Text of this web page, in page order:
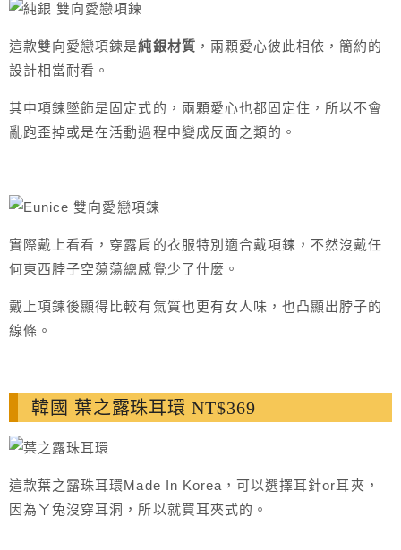
這款雙向愛戀項鍊是純銀材質 ，兩顆愛心彼此相依，簡約的
設計相當耐看。
其中項鍊墜飾是固定式的，兩顆愛心也都固定住，所以不會
亂跑歪掉或是在活動過程中變成反面之類的。
實際戴上看看，穿露肩的衣服特別適合戴項鍊，不然沒戴任
何東西脖子空蕩蕩總感覺少了什麼。
戴上項鍊後顯得比較有氣質也更有女人味，也凸顯出脖子的
線條。
韓國 葉之露珠耳環 NT$369
這款葉之露珠耳環Made In Korea，可以選擇耳針or耳夾，
因為ㄚ兔沒穿耳洞，所以就買耳夾式的。